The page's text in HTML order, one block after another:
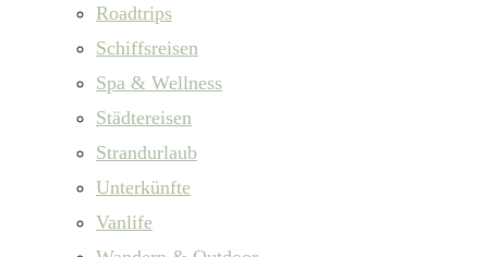
Roadtrips
Schiffsreisen
Spa & Wellness
Städtereisen
Strandurlaub
Unterkünfte
Vanlife